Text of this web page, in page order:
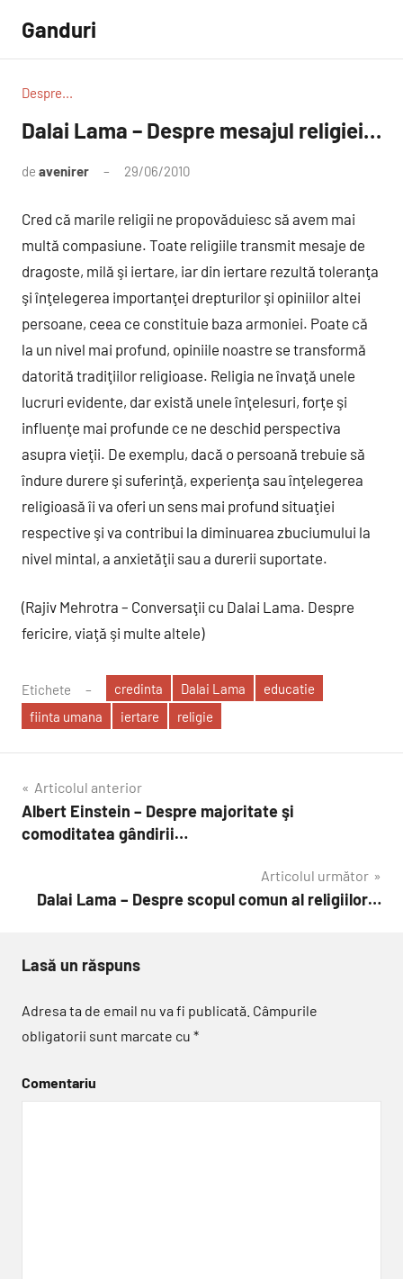
conținut
Ganduri
Despre...
Dalai Lama – Despre mesajul religiei…
de avenirer 29/06/2010
Cred că marile religii ne propovăduiesc să avem mai
multă compasiune. Toate religiile transmit mesaje de
dragoste, milă şi iertare, iar din iertare rezultă toleranţa
şi înţelegerea importanţei drepturilor şi opiniilor altei
persoane, ceea ce constituie baza armoniei. Poate că
la un nivel mai profund, opiniile noastre se transformă
datorită tradiţiilor religioase. Religia ne învaţă unele
lucruri evidente, dar există unele înţelesuri, forţe şi
influenţe mai profunde ce ne deschid perspectiva
asupra vieţii. De exemplu, dacă o persoană trebuie să
îndure durere şi suferinţă, experienţa sau înţelegerea
religioasă îi va oferi un sens mai profund situaţiei
respective şi va contribui la diminuarea zbuciumului la
nivel mintal, a anxietăţii sau a durerii suportate.
(Rajiv Mehrotra – Conversaţii cu Dalai Lama. Despre
fericire, viaţă şi multe altele)
Etichete credinta Dalai Lama
educatie
fiinta umana
iertare religie
Navigare
în
Articolul anterior
Albert Einstein – Despre majoritate şi
comoditatea gândirii…
Articolul următor
Dalai Lama – Despre scopul comun al religiilor…
Lasă un răspuns
Adresa ta de email nu va fi publicată. Câmpurile
obligatorii sunt marcate cu *
Comentariu